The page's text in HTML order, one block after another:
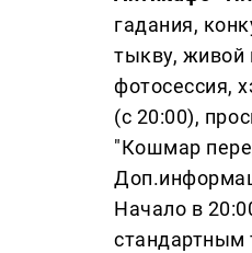
гадания,
тыкву, живой
фотосессия,
(с 20:00),
"Кошмар
Начало в
стандартным